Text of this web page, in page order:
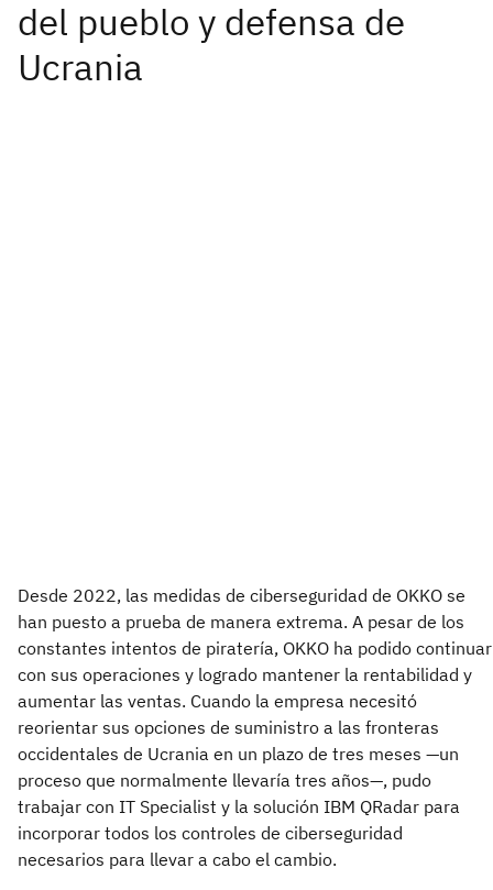
Desde 2022, las medidas de ciberseguridad de OKKO se
han puesto a prueba de manera extrema. A pesar de los
constantes intentos de piratería, OKKO ha podido continuar
con sus operaciones y logrado mantener la rentabilidad y
aumentar las ventas. Cuando la empresa necesitó
reorientar sus opciones de suministro a las fronteras
occidentales de Ucrania en un plazo de tres meses —un
proceso que normalmente llevaría tres años—, pudo
trabajar con IT Specialist y la solución IBM QRadar para
incorporar todos los controles de ciberseguridad
necesarios para llevar a cabo el cambio.